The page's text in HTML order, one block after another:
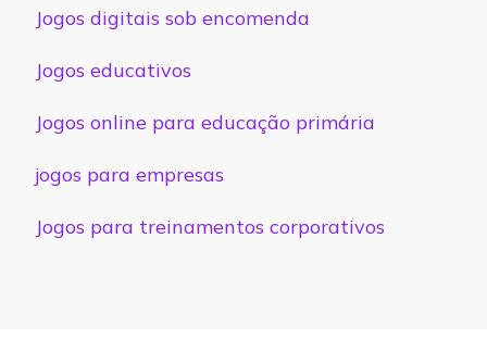
Jogos digitais sob encomenda
Jogos educativos
Jogos online para educação primária
jogos para empresas
Jogos para treinamentos corporativos